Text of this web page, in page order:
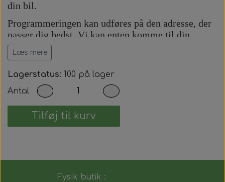
din bil.
Programmeringen kan udføres på den adresse, der
passer dig bedst. Vi kan enten komme til din
adresse eller udføre arbejdet på vores adresse efter
aftale.
Prisen inkluderer:
Komplet bilnøgle med fjernbetjening.
Præcis skæring af nøgleblad.
Programmering af startspærre (immobilizer).
Programmering af fjernbetjening.
Du modtager dermed en fuldt funktionsdygtig
bilnøgle, der fungerer på samme måde som den
Læs mere
Lagerstatus: 100 på lager
Antal
Tilføj til kurv
Fysik butik :